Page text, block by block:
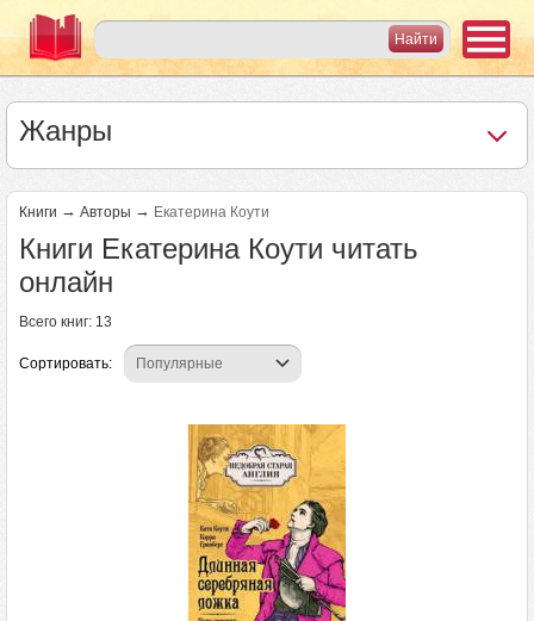
Жанры
Книги → Авторы → Екатерина Коути
Книги Екатерина Коути читать
онлайн
Всего книг: 13
Сортировать: